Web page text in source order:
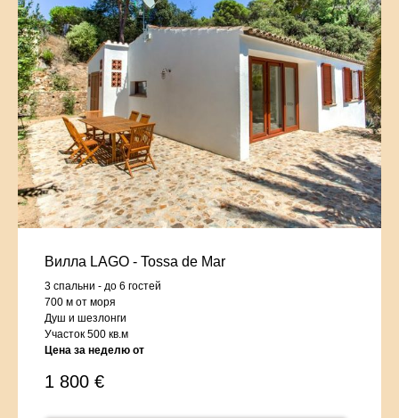
Вилла LAGO - Tossa de Mar
3 спальни - до 6 гостей
700 м от моря
Душ и шезлонги
Участок 500 кв.м
Цена за неделю от
1 800 €